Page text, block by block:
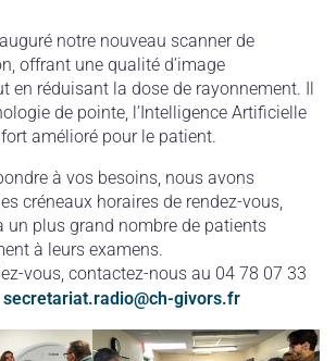
notre nouveau scanner de
offrant une qualité d’image
en réduisant la dose de rayonnement. Il
de pointe, l’Intelligence Artificielle
amélioré pour le patient.
à vos besoins, nous avons
créneaux horaires de rendez-vous,
un plus grand nombre de patients
à leurs examens.
vous, contactez-nous au 04 78 07 33
secretariat.radio@ch-givors.fr